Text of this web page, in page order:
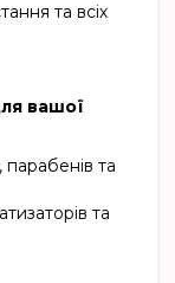
та всіх
вашої
парабенів та
та